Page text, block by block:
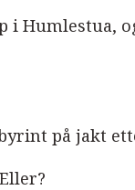
Humlestua,
på jakt